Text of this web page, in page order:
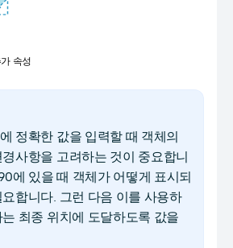
속성
정확한 값을 입력할 때 객체의
사항을 고려하는 것이 중요합니
에 있을 때 객체가 어떻게 표시되
합니다. 그런 다음 이를 사용하
최종 위치에 도달하도록 값을